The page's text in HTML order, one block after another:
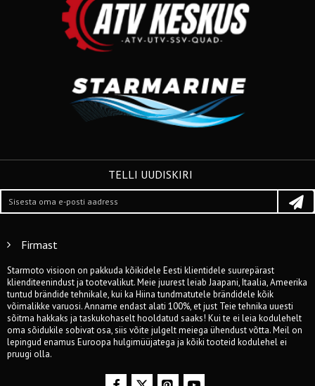
TELLI UUDISKIRI
Firmast
Starmoto visioon on pakkuda kõikidele Eesti klientidele suurepärast
klienditeenindust ja tootevalikut. Meie juurest leiab Jaapani, Itaalia, Ameerika
tuntud brändide tehnikale, kui ka Hiina tundmatutele brändidele kõik
võimalikke varuosi. Anname endast alati 100%, et just Teie tehnika uuesti
sõitma hakkaks ja taskukohaselt hooldatud saaks! Kui te ei leia kodulehelt
oma sõidukile sobivat osa, siis võite julgelt meiega ühendust võtta. Meil on
lepingud enamus Euroopa hulgimüüjatega ja kõiki tooteid kodulehel ei
pruugi olla.